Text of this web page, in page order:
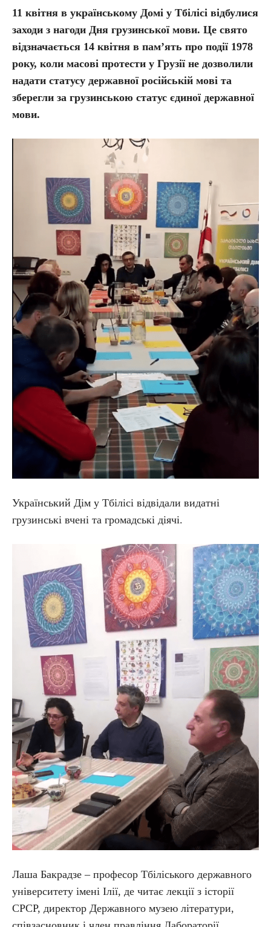
11 квітня в українському Домі у Тбілісі відбулися
заходи з нагоди Дня грузинської мови. Це свято
відзначається 14 квітня в пам’ять про події 1978
року, коли масові протести у Грузії не дозволили
надати статусу державної російській мові та
зберегли за грузинською статус єдиної державної
мови.
Український Дім у Тбілісі відвідали видатні
грузинські вчені та громадські діячі.
Лаша Бакрадзе – професор Тбіліського державного
університету імені Ілії, де читає лекції з історії
СРСР, директор Державного музею літератури,